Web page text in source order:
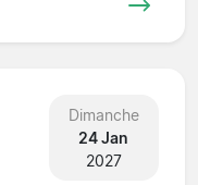
Dimanche
24 Jan
2027